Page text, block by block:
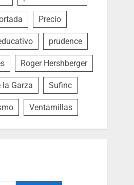
Precio
prudence
Roger Hershberger
la Garza Sufinc
Ventamillas